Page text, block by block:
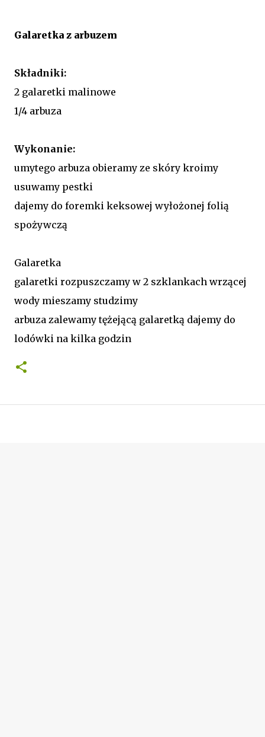
Galaretka z arbuzem
Składniki:
2 galaretki malinowe
1/4 arbuza
Wykonanie:
umytego arbuza obieramy ze skóry kroimy
usuwamy pestki
dajemy do foremki keksowej wyłożonej folią
spożywczą
Galaretka
galaretki rozpuszczamy w 2 szklankach wrzącej
wody mieszamy studzimy
arbuza zalewamy tężejącą galaretką dajemy do
lodówki na kilka godzin